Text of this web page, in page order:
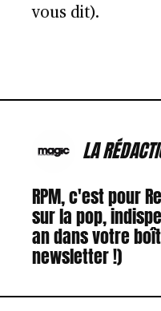
vous dit).
LA
RPM, c'est pour
sur la pop,
an dans votre
newsletter !)